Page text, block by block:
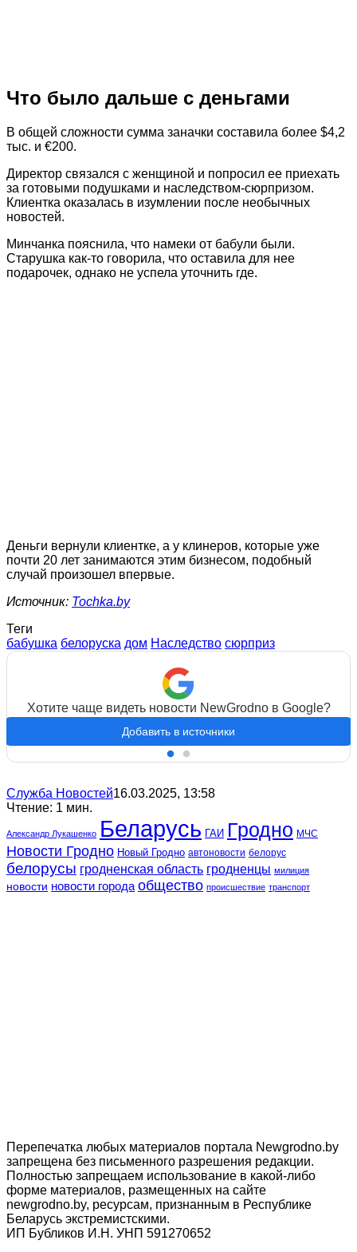
Что было дальше с деньгами
В общей сложности сумма заначки составила более $4,2
тыс. и €200.
Директор связался с женщиной и попросил ее приехать
за готовыми подушками и наследством-сюрпризом.
Клиентка оказалась в изумлении после необычных
новостей.
Минчанка пояснила, что намеки от бабули были.
Старушка как-то говорила, что оставила для нее
подарочек, однако не успела уточнить где.
Деньги вернули клиентке, а у клинеров, которые уже
почти 20 лет занимаются этим бизнесом, подобный
случай произошел впервые.
Источник: Tochka.by
Теги
бабушка белоруска дом Наследство сюрприз
Хотите чаще видеть новости NewGrodno в Google?
Добавить в источники
Служба Новостей16.03.2025, 13:58
Чтение: 1 мин.
Александр Лукашенко Беларусь ГАИ Гродно МЧС
Новости Гродно Новый Гродно автоновости белорус
белорусы гродненская область гродненцы милиция
новости новости города общество происшествие транспорт
Перепечатка любых материалов портала Newgrodno.by
запрещена без письменного разрешения редакции.
Полностью запрещаем использование в какой-либо
форме материалов, размещенных на сайте
newgrodno.by, ресурсам, признанным в Республике
Беларусь экстремистскими.
ИП Бубликов И.Н. УНП 591270652